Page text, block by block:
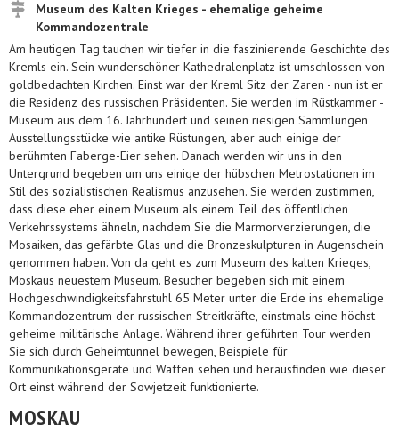
Museum des Kalten Krieges - ehemalige geheime
Kommandozentrale
Am heutigen Tag tauchen wir tiefer in die faszinierende Geschichte des
Kremls ein. Sein wunderschöner Kathedralenplatz ist umschlossen von
goldbedachten Kirchen. Einst war der Kreml Sitz der Zaren - nun ist er
die Residenz des russischen Präsidenten. Sie werden im Rüstkammer -
Museum aus dem 16. Jahrhundert und seinen riesigen Sammlungen
Ausstellungsstücke wie antike Rüstungen, aber auch einige der
berühmten Faberge-Eier sehen. Danach werden wir uns in den
Untergrund begeben um uns einige der hübschen Metrostationen im
Stil des sozialistischen Realismus anzusehen. Sie werden zustimmen,
dass diese eher einem Museum als einem Teil des öffentlichen
Verkehrssystems ähneln, nachdem Sie die Marmorverzierungen, die
Mosaiken, das gefärbte Glas und die Bronzeskulpturen in Augenschein
genommen haben. Von da geht es zum Museum des kalten Krieges,
Moskaus neuestem Museum. Besucher begeben sich mit einem
Hochgeschwindigkeitsfahrstuhl 65 Meter unter die Erde ins ehemalige
Kommandozentrum der russischen Streitkräfte, einstmals eine höchst
geheime militärische Anlage. Während ihrer geführten Tour werden
Sie sich durch Geheimtunnel bewegen, Beispiele für
Kommunikationsgeräte und Waffen sehen und herausfinden wie dieser
Ort einst während der Sowjetzeit funktionierte.
MOSKAU